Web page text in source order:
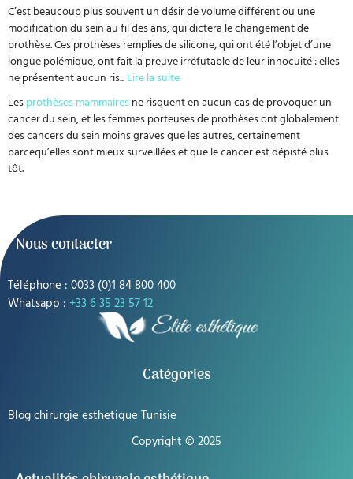
C’est beaucoup plus souvent un désir de volume différent ou une
modification du sein au fil des ans, qui dictera le changement de
prothèse. Ces prothèses remplies de silicone, qui ont été l’objet d’une
longue polémique, ont fait la preuve irréfutable de leur innocuité : elles
ne présentent aucun ris...Lire la suite
Lesprothèses mammairesne risquent en aucun cas de provoquer un
cancer du sein, et les femmes porteuses de prothèses ont globalement
des cancers du sein moins graves que les autres, certainement
parcequ’elles sont mieux surveillées et que le cancer est dépisté plus
tôt.
Nous contacter
Téléphone : 0033 (0)1 84 800 400
Whatsapp : +33 6 35 23 57 12
Catégories
Blog chirurgie esthetique Tunisie
Copyright © 2025